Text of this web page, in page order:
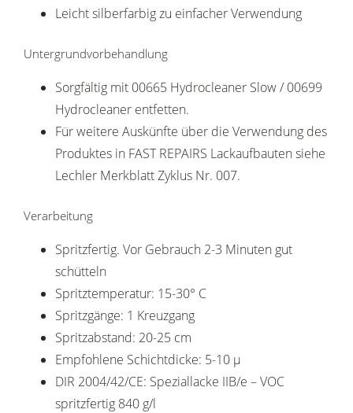
Leicht silberfarbig zu einfacher Verwendung
Untergrundvorbehandlung
Sorgfältig mit 00665 Hydrocleaner Slow / 00699
Hydrocleaner entfetten.
Für weitere Auskünfte über die Verwendung des
Produktes in FAST REPAIRS Lackaufbauten siehe
Lechler Merkblatt Zyklus Nr. 007.
Verarbeitung
Spritzfertig. Vor Gebrauch 2-3 Minuten gut
schütteln
Spritztemperatur: 15-30° C
Spritzgänge: 1 Kreuzgang
Spritzabstand: 20-25 cm
Empfohlene Schichtdicke: 5-10 µ
DIR 2004/42/CE: Speziallacke IIB/e – VOC
spritzfertig 840 g/l